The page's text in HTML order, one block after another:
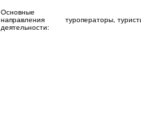
Основные
направления
деятельности:
туроператоры,